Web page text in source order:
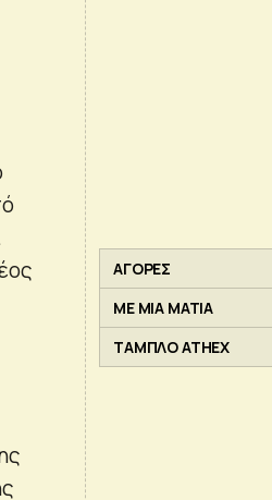
ΑΓΟΡΕΣ
ΜΕ ΜΙΑ ΜΑΤΙΑ
ΤΑΜΠΛΟ ATHEX